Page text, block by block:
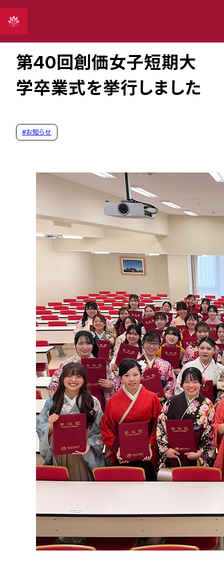
2026年03月24日
第40回創価女子短期大
学卒業式を挙行しました
#お知らせ